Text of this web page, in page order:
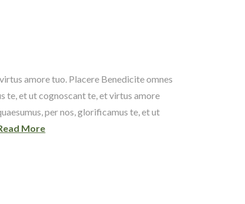
amore tuo. Placere Benedicite omnes
te, et ut cognoscant te, et virtus amore
per nos, glorificamus te, et ut
More